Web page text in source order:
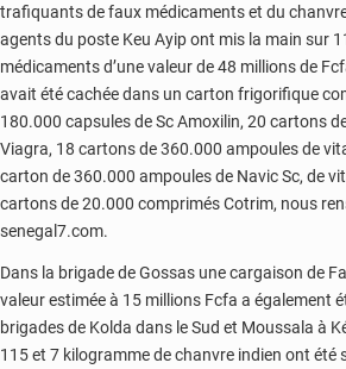
trafiquants de faux médicaments et du
agents du poste Keu Ayip ont mis la main sur
médicaments d’une valeur de 48 millions de
avait été cachée dans un carton frigorifique
180.000 capsules de Sc Amoxilin, 20 cartons
Viagra, 18 cartons de 360.000 ampoules de
carton de 360.000 ampoules de Navic Sc, de
cartons de 20.000 comprimés Cotrim, nous
senegal7.com.
Dans la brigade de Gossas une cargaison de
valeur estimée à 15 millions Fcfa a également
brigades de Kolda dans le Sud et Moussala à
115 et 7 kilogramme de chanvre indien ont été